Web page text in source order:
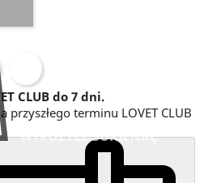
WYPOŻYCZ SUKIENKĘ
CLUB do 7 dni.
przyszłego terminu LOVET CLUB